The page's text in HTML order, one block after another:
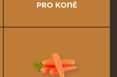
PRO KONĚ